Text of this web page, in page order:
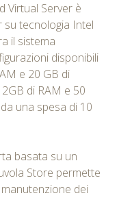
Virtual Server è
tecnologia Intel
il sistema
disponibili
e 20 GB di
di RAM e 50
una spesa di 10
basata su un
Store permette
dei